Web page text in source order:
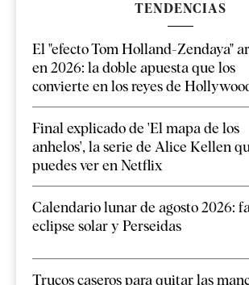
TENDENCIAS
El "efecto Tom Holland-Zendaya"
en 2026: la doble apuesta que los
convierte en los reyes de
Final explicado de 'El mapa de los
anhelos', la serie de Alice Kellen
puedes ver en Netflix
Calendario lunar de agosto 2026:
eclipse solar y Perseidas
Trucos caseros para quitar las